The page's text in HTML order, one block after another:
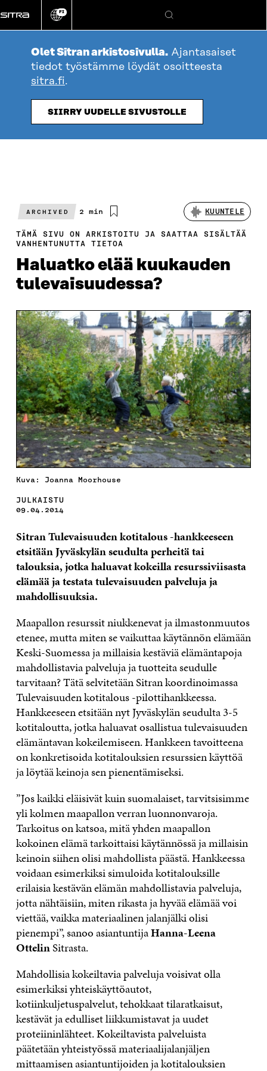
suoraan
sisältöön
Vaihda
kieli
FI
Hae
Olet Sitran arkistosivulla. Ajantasaiset
tiedot työstämme löydät osoitteesta
sitra.fi.
SIIRRY UUDELLE SIVUSTOLLE
ARCHIVED
Arvioitu
2 min KUUNTELE
TÄMÄ SIVU ON ARKISTOITU JA SAATTAA SISÄLTÄÄ
VANHENTUNUTTA TIETOA
Haluatko elää kuukauden
tulevaisuudessa?
Kuva: Joanna Moorhouse
JULKAISTU
09.04.2014
Sitran Tulevaisuuden kotitalous -hankkeeseen
etsitään Jyväskylän seudulta perheitä tai
talouksia, jotka haluavat kokeilla resurssiviisasta
elämää ja testata tulevaisuuden palveluja ja
mahdollisuuksia.
Maapallon resurssit niukkenevat ja ilmastonmuutos
etenee, mutta miten se vaikuttaa käytännön elämään
Keski-Suomessa ja millaisia kestäviä elämäntapoja
mahdollistavia palveluja ja tuotteita seudulle
tarvitaan? Tätä selvitetään Sitran koordinoimassa
Tulevaisuuden kotitalous -pilottihankkeessa.
Hankkeeseen etsitään nyt Jyväskylän seudulta 3-5
kotitaloutta, jotka haluavat osallistua tulevaisuuden
elämäntavan kokeilemiseen. Hankkeen tavoitteena
on konkretisoida kotitalouksien resurssien käyttöä
ja löytää keinoja sen pienentämiseksi.
”Jos kaikki eläisivät kuin suomalaiset, tarvitsisimme
yli kolmen maapallon verran luonnonvaroja.
Tarkoitus on katsoa, mitä yhden maapallon
kokoinen elämä tarkoittaisi käytännössä ja millaisin
keinoin siihen olisi mahdollista päästä. Hankkeessa
voidaan esimerkiksi simuloida kotitalouksille
erilaisia kestävän elämän mahdollistavia palveluja,
jotta nähtäisiin, miten rikasta ja hyvää elämää voi
viettää, vaikka materiaalinen jalanjälki olisi
pienempi”, sanoo asiantuntijaHanna-Leena
OttelinSitrasta.
Mahdollisia kokeiltavia palveluja voisivat olla
esimerkiksi yhteiskäyttöautot,
kotiinkuljetuspalvelut, tehokkaat tilaratkaisut,
kestävät ja edulliset liikkumistavat ja uudet
proteiininlähteet. Kokeiltavista palveluista
päätetään yhteistyössä materiaalijalanjäljen
mittaamisen asiantuntijoiden ja kotitalouksien